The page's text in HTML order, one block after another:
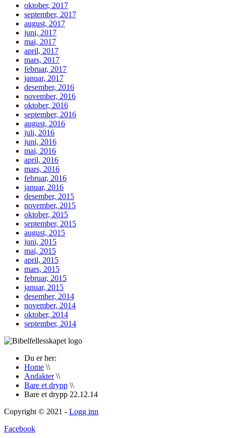
oktober, 2017
september, 2017
august, 2017
juni, 2017
mai, 2017
april, 2017
mars, 2017
februar, 2017
januar, 2017
desember, 2016
november, 2016
oktober, 2016
september, 2016
august, 2016
juli, 2016
juni, 2016
mai, 2016
april, 2016
mars, 2016
februar, 2016
januar, 2016
desember, 2015
november, 2015
oktober, 2015
september, 2015
august, 2015
juni, 2015
mai, 2015
april, 2015
mars, 2015
februar, 2015
januar, 2015
desember, 2014
november, 2014
oktober, 2014
september, 2014
Du er her:
Home \\
Andakter \\
Bare et drypp \\
Bare et drypp 22.12.14
Copyright © 2021 - Logg inn
Facebook